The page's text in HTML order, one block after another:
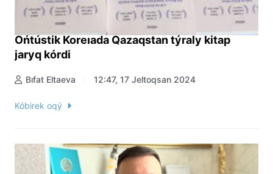
Ońtústik Koreıada Qazaqstan týraly kitap
jaryq kórdi
Bıfat Eltaeva 12:47, 17 Jeltoqsan 2024
Kóbirek oqý